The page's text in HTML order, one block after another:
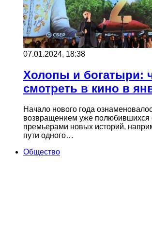
07.01.2024, 18:38
Холопы и богатыри:
смотреть в кино в
Начало нового года
возвращением уже полюбившихся
премьерами новых историй,
пути одного…
Общество